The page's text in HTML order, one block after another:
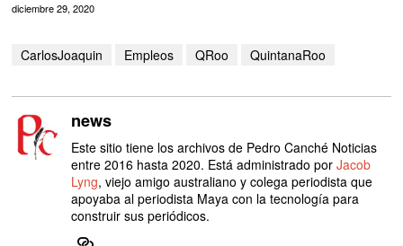
diciembre 29, 2020
CarlosJoaquin Empleos QRoo QuintanaRoo
news
Este sitio tiene los archivos de Pedro Canché Noticias
entre 2016 hasta 2020. Está administrado porJacob
Lyng, viejo amigo australiano y colega periodista que
apoyaba al periodista Maya con la tecnología para
construir sus periódicos.